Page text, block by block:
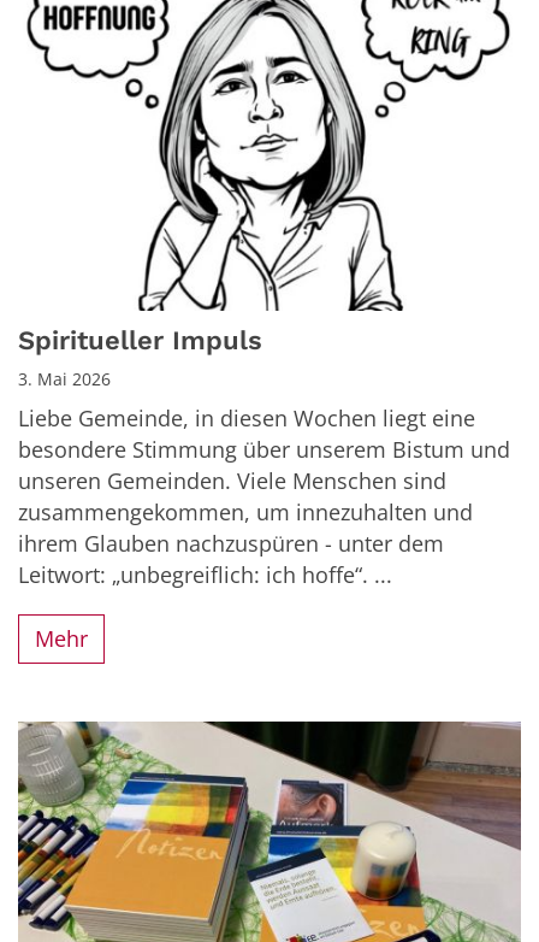
Spiritueller Impuls
3. Mai 2026
Liebe Gemeinde, in diesen Wochen liegt eine
besondere Stimmung über unserem Bistum und
unseren Gemeinden. Viele Menschen sind
zusammengekommen, um innezuhalten und
ihrem Glauben nachzuspüren - unter dem
Leitwort: „unbegreiflich: ich hoffe“. ...
Mehr